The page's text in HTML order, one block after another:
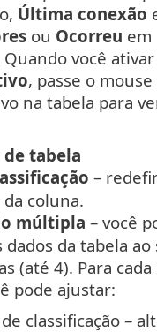
Última conexão
ou Ocorreu em
Quando você ativar
, passe o
na tabela para
de tabela
–
da coluna.
múltipla – você
dados da tabela
(até 4). Para cada
pode ajustar:
classificação –